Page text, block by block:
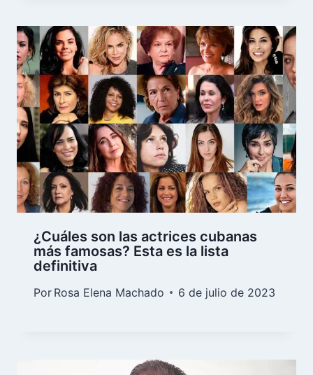
¿Cuáles son las actrices cubanas
más famosas? Esta es la lista
definitiva
Por Rosa Elena Machado 6 de julio de 2023